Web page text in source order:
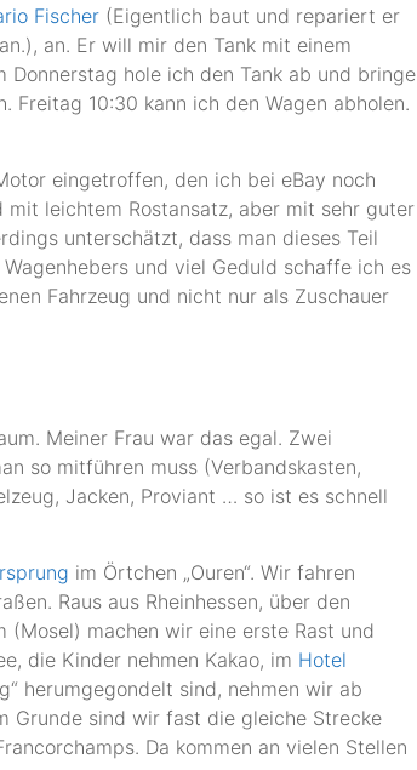
Fischer (Eigentlich baut und repariert er
an. Er will mir den Tank mit einem
hole ich den Tank ab und bringe
Freitag 10:30 kann ich den Wagen abholen.
eingetroffen, den ich bei eBay noch
leichtem Rostansatz, aber mit sehr guter
unterschätzt, dass man dieses Teil
und viel Geduld schaffe ich es
Fahrzeug und nicht nur als Zuschauer
Meiner Frau war das egal. Zwei
so mitführen muss (Verbandskasten,
Jacken, Proviant … so ist es schnell
im Örtchen „Ouren“. Wir fahren
Raus aus Rheinhessen, über den
(Mosel) machen wir eine erste Rast und
die Kinder nehmen Kakao, im Hotel
herumgegondelt sind, nehmen wir ab
Grunde sind wir fast die gleiche Strecke
Da kommen an vielen Stellen